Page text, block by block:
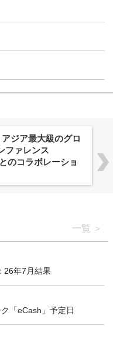
ジア最大級のグロ
ファレンス
のコラボレーショ
一覧
26年7月結果
「eCash」予定日